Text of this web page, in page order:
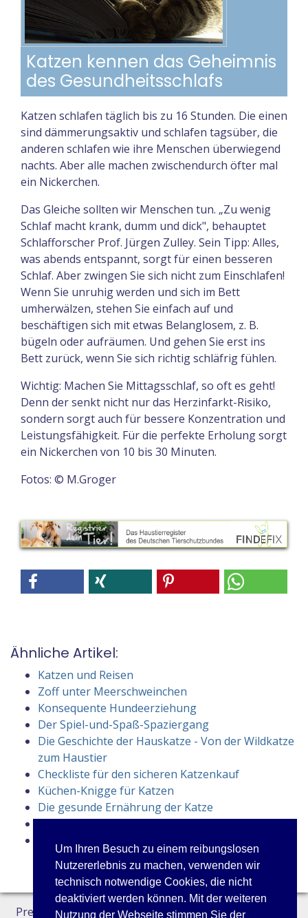
Um Ihren Besuch zu einem reibungslosen
Nutzererlebnis zu machen, verwenden wir
technisch notwendige Cookies, die nicht
deaktiviert werden können. Mit der weiteren
Nutzung der Webseite stimmen Sie der
Katzen kennen das Geheimnis
des Gesundheitsschlafs
Katzen schlafen täglich bis zu 16 Stunden. Die einen
sind dämmerungsaktiv und schlafen tagsüber, die
anderen schlafen wie ihre Menschen überwiegend
nachts. Aber alle machen zwischendurch öfter mal
ein Nickerchen.
Das Gleiche sollten wir Menschen tun. „Zu wenig
Schlaf macht krank, dumm und dick", behauptet
Schlafforscher Prof. Jürgen Zulley. Sein Tipp: Alles,
was abends entspannt, sorgt für einen besseren
Schlaf. Aber zwingen Sie sich nicht zum Einschlafen!
Wenn Sie unruhig werden und sich im Bett
umherwälzen, stehen Sie einfach auf und
beschäftigen sich mit etwas Belanglosem, z. B.
bügeln oder aufräumen. Und gehen Sie erst ins
Bett zurück, wenn Sie sich richtig schläfrig fühlen.
Wichtig: Machen Sie Mittagsschlaf, so oft es geht!
Denn der senkt nicht nur das Herzinfarkt-Risiko,
sondern sorgt auch für bessere Konzentration und
Leistungsfähigkeit. Für die perfekte Erholung sorgt
ein Nickerchen von 10 bis 30 Minuten.
Fotos: © M.Groger
Ähnliche Artikel:
Katzen und Reisen
Zoff unter Meerschweinchen
Konsequente Hundeerziehung
Der Spiel-und-Spaß-Spaziergang
Die Geschichte der Hauskatze - Von der Wildkatze
zum Haustier
Checkliste für den sicheren Katzenkauf
Küchen-Knigge für Katzen
Die gesunde Ernährung der Katze
Die Anschaffung einer Katze
Preisliste Datenschutz Kontakt